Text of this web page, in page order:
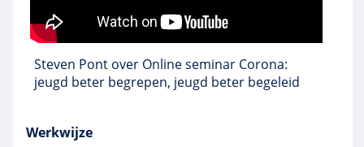
Steven Pont over Online seminar Corona:
jeugd beter begrepen, jeugd beter begeleid
Werkwijze